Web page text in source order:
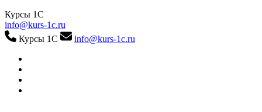
Курсы 1С
info@kurs-1c.ru
Курсы 1С
info@kurs-1c.ru